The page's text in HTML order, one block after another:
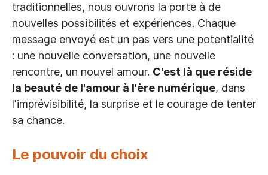
traditionnelles, nous ouvrons la porte à de
nouvelles possibilités et expériences. Chaque
message envoyé est un pas vers une potentialité
: une nouvelle conversation, une nouvelle
rencontre, un nouvel amour. C'est là que réside
la beauté de l'amour à l'ère numérique, dans
l'imprévisibilité, la surprise et le courage de tenter
sa chance.
Le pouvoir du choix